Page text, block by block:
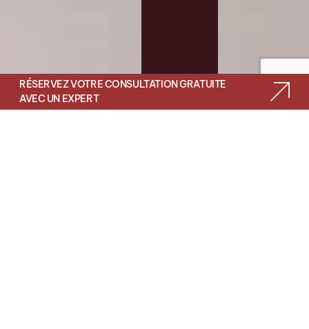
RÉSERVEZ VOTRE CONSULTATION GRATUITE
AVEC UN EXPERT